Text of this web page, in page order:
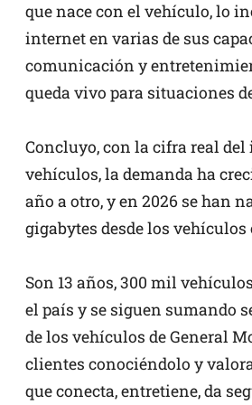
que nace con el vehículo, lo
internet en varias de sus
comunicación y
queda vivo para situaciones
Concluyo, con la cifra real
vehículos, la demanda ha
año a otro, y en 2026 se han
gigabytes desde los vehículos
Son 13 años, 300 mil
el país y se siguen sumando
de los vehículos de General
clientes conociéndolo y
que conecta, entretiene, da